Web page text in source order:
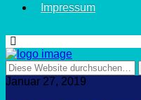
Impressum
Januar 27, 2019